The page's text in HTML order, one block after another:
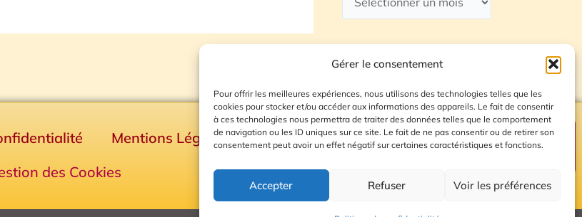
Gérer le consentement
Pour offrir les meilleures expériences, nous utilisons des technologies telles que les
cookies pour stocker et/ou accéder aux informations des appareils. Le fait de consentir
à ces technologies nous permettra de traiter des données telles que le comportement
de navigation ou les ID uniques sur ce site. Le fait de ne pas consentir ou de retirer son
consentement peut avoir un effet négatif sur certaines caractéristiques et fonctions.
Accepter Refuser Voir les préférences
Mentions Légales
Plan du site
des Cookies